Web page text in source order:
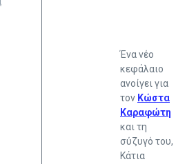
Ένα νέο
κεφάλαιο
ανοίγει για
τον Κώστα
Καραφώτη
και τη
σύζυγό του,
Κάτια